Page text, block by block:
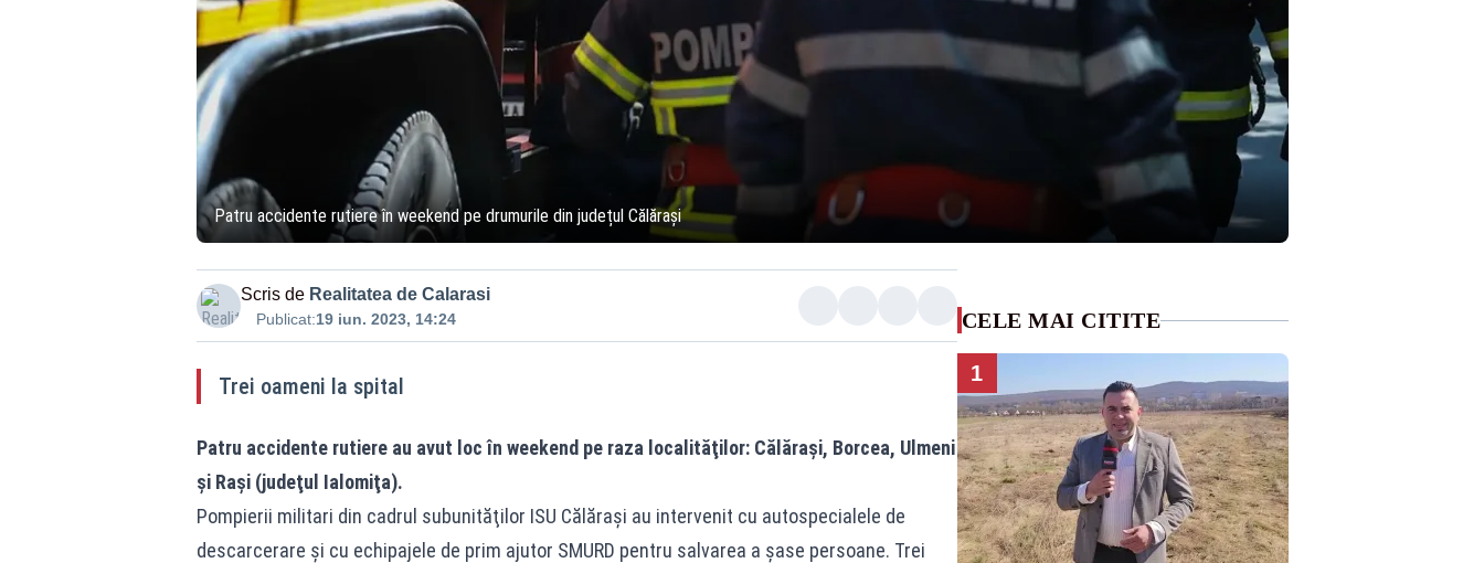
Patru accidente rutiere în weekend pe drumurile din județul Călărași
Scris de Realitatea de Calarasi
Publicat:19 iun. 2023, 14:24
Trei oameni la spital
Patru accidente rutiere au avut loc în weekend pe raza localităţilor: Călăraşi, Borcea, Ulmeni
şi Raşi (judeţul Ialomiţa).
Pompierii militari din cadrul subunităţilor ISU Călăraşi au intervenit cu autospecialele de
descarcerare şi cu echipajele de prim ajutor SMURD pentru salvarea a șase persoane. Trei
CELE MAI CITITE
1